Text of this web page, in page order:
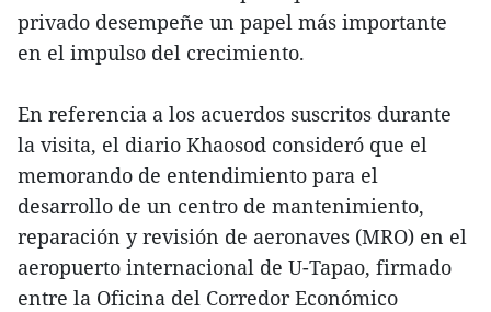
privado desempeñe un papel más importante
en el impulso del crecimiento.
En referencia a los acuerdos suscritos durante
la visita, el diario Khaosod consideró que el
memorando de entendimiento para el
desarrollo de un centro de mantenimiento,
reparación y revisión de aeronaves (MRO) en el
aeropuerto internacional de U-Tapao, firmado
entre la Oficina del Corredor Económico